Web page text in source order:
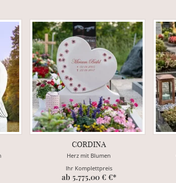
CORDINA
Herz mit Blumen
Ihr Komplettpreis
ab 5.775,00 € €*